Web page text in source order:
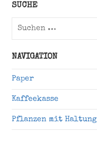
SUCHE
Suchen
NAVIGATION
Paper
Kaffeekasse
Pflanzen mit Haltung